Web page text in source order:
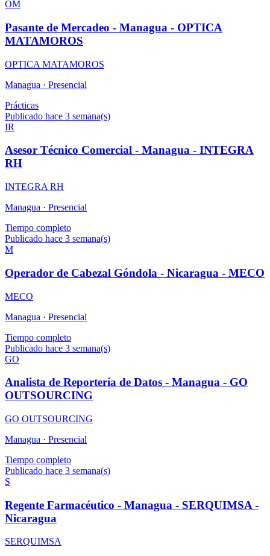
OM
Pasante de Mercadeo - Managua - OPTICA
MATAMOROS
OPTICA MATAMOROS
Managua · Presencial
Prácticas
Publicado hace 3 semana(s)
IR
Asesor Técnico Comercial - Managua - INTEGRA
RH
INTEGRA RH
Managua · Presencial
Tiempo completo
Publicado hace 3 semana(s)
M
Operador de Cabezal Góndola - Nicaragua - MECO
MECO
Managua · Presencial
Tiempo completo
Publicado hace 3 semana(s)
GO
Analista de Reportería de Datos - Managua - GO
OUTSOURCING
GO OUTSOURCING
Managua · Presencial
Tiempo completo
Publicado hace 3 semana(s)
S
Regente Farmacéutico - Managua - SERQUIMSA -
Nicaragua
SERQUIMSA